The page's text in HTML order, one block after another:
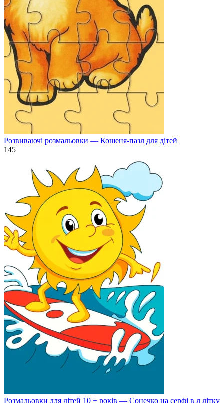
Розвиваючі розмальовки — Кошеня-пазл для дітей
145
Розмальовки для дітей 10 + років — Сонечко на серфі в л літку